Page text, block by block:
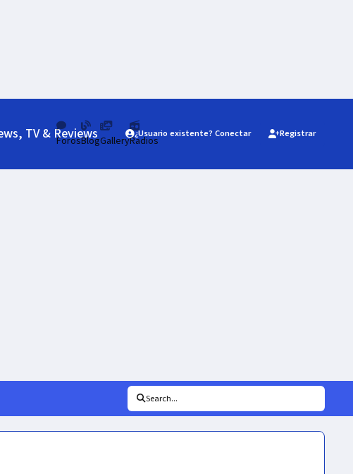
TV & Reviews
ForosBlogGalleryRadios
¿Usuario existente? Conectar Registrar
Search...